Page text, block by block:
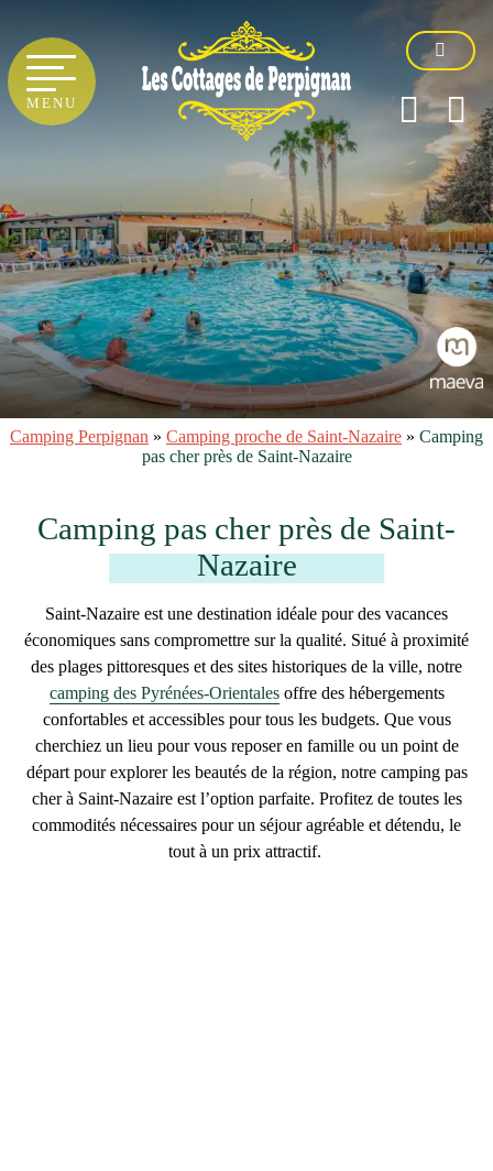
MENU
Camping Perpignan » Camping proche de Saint-Nazaire » Camping
pas cher près de Saint-Nazaire
Camping pas cher près de Saint-
Nazaire
Saint-Nazaire est une destination idéale pour des vacances
économiques sans compromettre sur la qualité. Situé à proximité
des plages pittoresques et des sites historiques de la ville, notre
camping des Pyrénées-Orientalesoffre des hébergements
confortables et accessibles pour tous les budgets. Que vous
cherchiez un lieu pour vous reposer en famille ou un point de
départ pour explorer les beautés de la région, notre camping pas
cher à Saint-Nazaireest l’option parfaite. Profitez de toutes les
commodités nécessaires pour un séjour agréable et détendu, le
tout à un prix attractif.